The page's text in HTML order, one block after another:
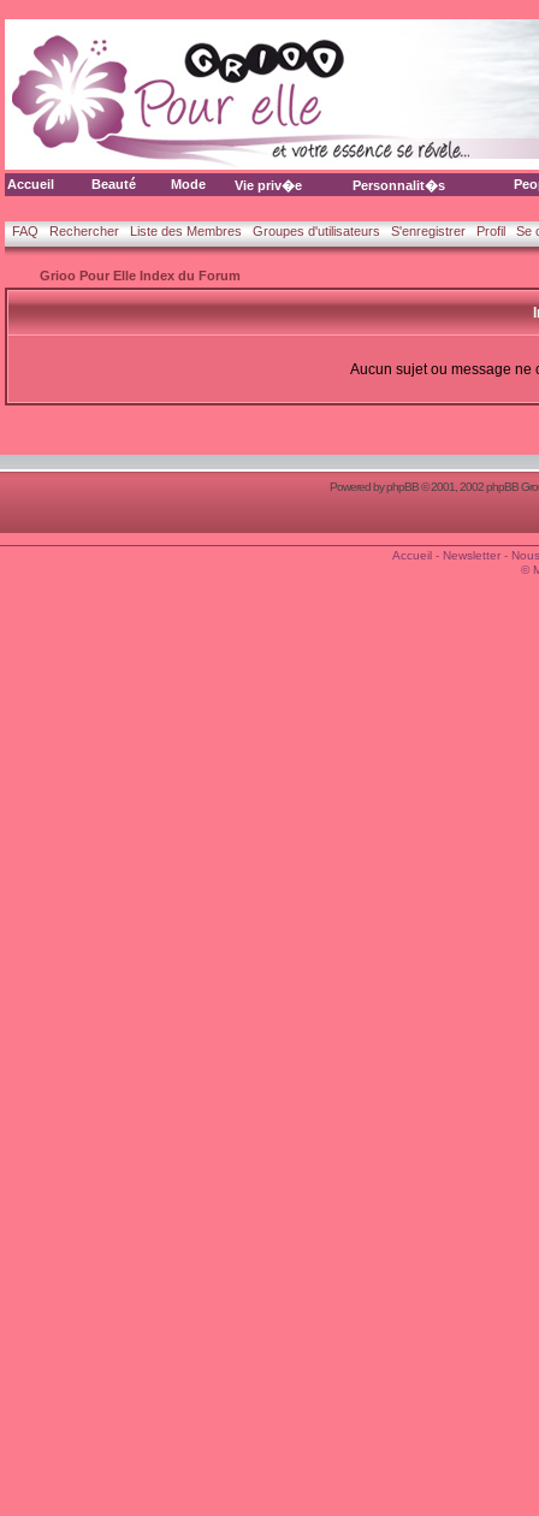
Accueil Beauté Mode Vie priv�e Personnalit�s
FAQ Rechercher Liste des Membres Groupes d'utilisateurs S'enregistrer Profil Se
Grioo Pour Elle Index du Forum
Aucun sujet ou message
Powered byphpBB© 2001, 2002 phpBB
Accueil- Newsletter-
©